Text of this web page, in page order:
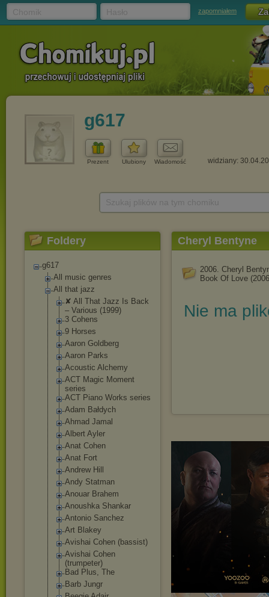
zapomniałem
g617
Prezent Ulubiony Wiadomość widziany:
Foldery
g617
All music genres
All that jazz
✘ All That Jazz Is Back
‎– Various (1999)
3 Cohens
9 Horses
Aaron Goldberg
Aaron Parks
Acoustic Alchemy
ACT Magic Moment
series
ACT Piano Works series
Adam Bałdych
Ahmad Jamal
Albert Ayler
Anat Cohen
Anat Fort
Andrew Hill
Andy Statman
Anouar Brahem
Anoushka Shankar
Antonio Sanchez
Art Blakey
Avishai Cohen (bassist)
Avishai Cohen
(trumpeter)
Bad Plus, The
Barb Jungr
Cheryl Bentyne
2006. Cheryl
Book Of Love
Nie ma